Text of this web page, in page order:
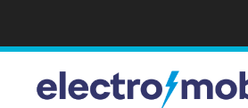
content